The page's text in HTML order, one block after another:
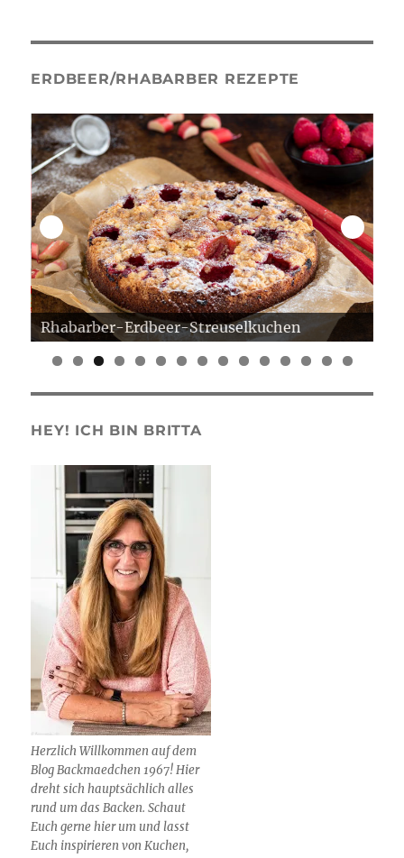
ERDBEER/RHABARBER REZEPTE
Rhabarber-Erdbeer-Streuselkuchen
0 1 2 3 4 5
HEY! ICH BIN BRITTA
Herzlich Willkommen auf dem
Blog Backmaedchen 1967! Hier
dreht sich hauptsächlich alles
rund um das Backen. Schaut
Euch gerne hier um und lasst
Euch inspirieren von Kuchen,